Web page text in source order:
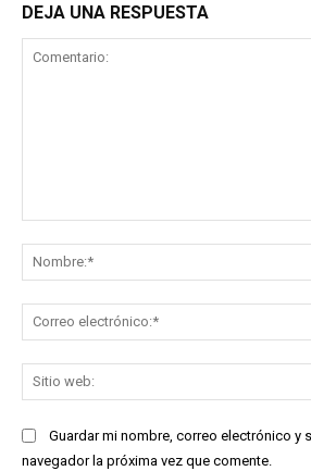
DEJA UNA RESPUESTA
Guardar mi nombre, correo electrónico y
navegador la próxima vez que comente.